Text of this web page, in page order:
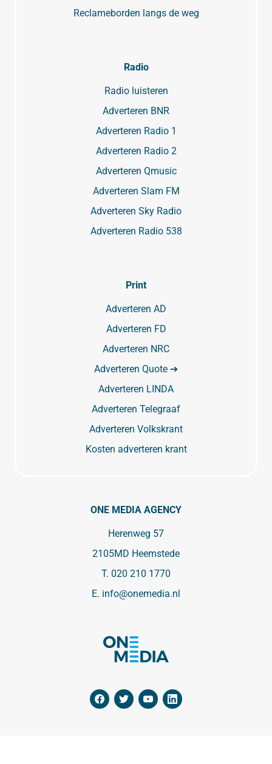
Reclameborden langs de weg
Radio
Radio luisteren
Adverteren BNR
Adverteren Radio 1
Adverteren Radio 2
Adverteren Qmusic
Adverteren Slam FM
Adverteren Sky Radio
Adverteren Radio 538
Print
Adverteren AD
Adverteren FD
Adverteren NRC
Adverteren Quote ➔
Adverteren LINDA
Adverteren Telegraaf
Adverteren Volkskrant
Kosten adverteren krant
ONE MEDIA AGENCY
Herenweg 57
2105MD Heemstede
T. 020 210 1770
E. info@onemedia.nl